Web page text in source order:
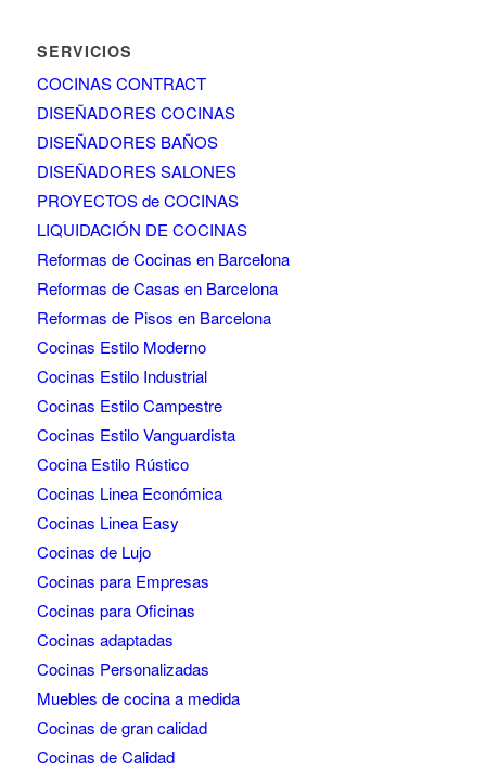
SERVICIOS
COCINAS CONTRACT
DISEÑADORES COCINAS
DISEÑADORES BAÑOS
DISEÑADORES SALONES
PROYECTOS de COCINAS
LIQUIDACIÓN DE COCINAS
Reformas de Cocinas en Barcelona
Reformas de Casas en Barcelona
Reformas de Pisos en Barcelona
Cocinas Estilo Moderno
Cocinas Estilo Industrial
Cocinas Estilo Campestre
Cocinas Estilo Vanguardista
Cocina Estilo Rústico
Cocinas Linea Económica
Cocinas Linea Easy
Cocinas de Lujo
Cocinas para Empresas
Cocinas para Oficinas
Cocinas adaptadas
Cocinas Personalizadas
Muebles de cocina a medida
Cocinas de gran calidad
Cocinas de Calidad